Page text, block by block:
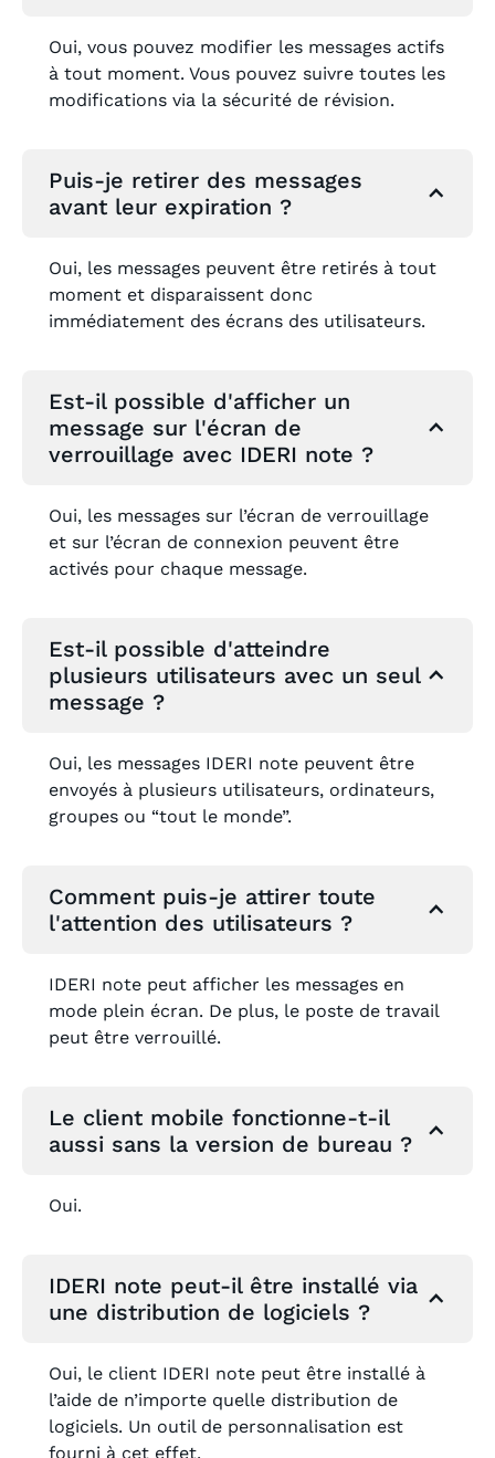
Oui, vous pouvez modifier les messages actifs
à tout moment. Vous pouvez suivre toutes les
modifications via la sécurité de révision.
Puis-je retirer des messages
avant leur expiration ?
Oui, les messages peuvent être retirés à tout
moment et disparaissent donc
immédiatement des écrans des utilisateurs.
Est-il possible d'afficher un
message sur l'écran de
verrouillage avec IDERI note ?
Oui, les messages sur l’écran de verrouillage
et sur l’écran de connexion peuvent être
activés pour chaque message.
Est-il possible d'atteindre
plusieurs utilisateurs avec un seul
message ?
Oui, les messages IDERI note peuvent être
envoyés à plusieurs utilisateurs, ordinateurs,
groupes ou “tout le monde”.
Comment puis-je attirer toute
l'attention des utilisateurs ?
IDERI note peut afficher les messages en
mode plein écran. De plus, le poste de travail
peut être verrouillé.
Le client mobile fonctionne-t-il
aussi sans la version de bureau ?
Oui.
IDERI note peut-il être installé via
une distribution de logiciels ?
Oui, le client IDERI note peut être installé à
l’aide de n’importe quelle distribution de
logiciels. Un outil de personnalisation est
fourni à cet effet.